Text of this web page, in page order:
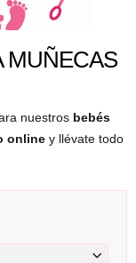
MUÑECAS
nuestros bebés
online y llévate todo